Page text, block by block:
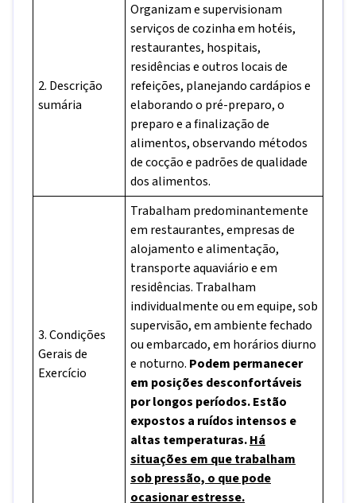
2. Descrição
sumária
Organizam e supervisionam
serviços de cozinha em hotéis,
restaurantes, hospitais,
residências e outros locais de
refeições, planejando cardápios e
elaborando o pré-preparo, o
preparo e a finalização de
alimentos, observando métodos
de cocção e padrões de qualidade
dos alimentos.
3. Condições
Gerais de
Exercício
Trabalham predominantemente
em restaurantes, empresas de
alojamento e alimentação,
transporte aquaviário e em
residências. Trabalham
individualmente ou em equipe, sob
supervisão, em ambiente fechado
ou embarcado, em horários diurno
e noturno. Podem permanecer
em posições desconfortáveis
por longos períodos. Estão
expostos a ruídos intensos e
altas temperaturas.Há
situações em que trabalham
sob pressão, o que pode
ocasionar estresse.